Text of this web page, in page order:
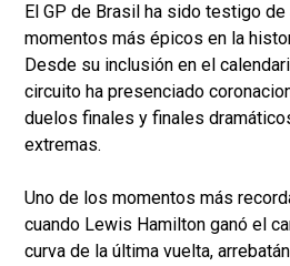
El GP de Brasil ha sido testigo
momentos más épicos en la
Desde su inclusión en el
circuito ha presenciado
duelos finales y finales
extremas.
Uno de los momentos más
cuando Lewis Hamilton ganó el
curva de la última vuelta,